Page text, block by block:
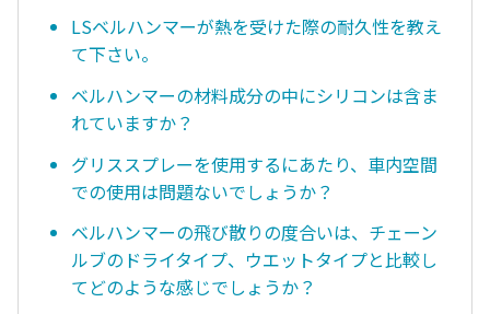
LSベルハンマーが熱を受けた際の耐久性を教え
て下さい。
ベルハンマーの材料成分の中にシリコンは含ま
れていますか？
グリススプレーを使用するにあたり、車内空間
での使用は問題ないでしょうか？
ベルハンマーの飛び散りの度合いは、チェーン
ルブのドライタイプ、ウエットタイプと比較し
てどのような感じでしょうか？